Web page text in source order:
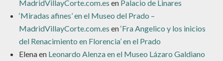
MadridVillayCorte.com.es en Palacio de Linares
‘Miradas afines’ en el Museo del Prado –
MadridVillayCorte.com.es en‘Fra Angelico y los inicios
del Renacimiento en Florencia’ en el Prado
Elenaen Leonardo Alenza en el Museo Lázaro Galdiano